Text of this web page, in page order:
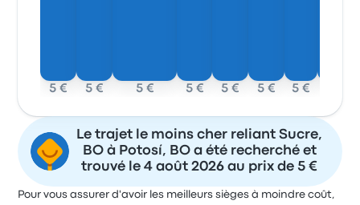
5 € 5 € 5 € 5 € 5 € 5 € 5 €
Le trajet le moins cher reliant Sucre,
BO à Potosí, BO a été recherché et
trouvé le 4 août 2026 au prix de 5 €
Pour vous assurer d'avoir les meilleurs sièges à moindre coût,